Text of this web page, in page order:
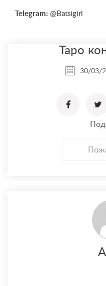
Telegram: @Batsigirl
Таро
30/03/